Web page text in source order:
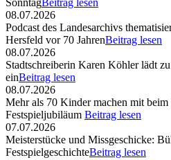
SonntagBeitrag lesen
08.07.2026
Podcast des Landesarchivs
Hersfeld vor 70 JahrenBeitrag lesen
08.07.2026
Stadtschreiberin Karen Köhler lädt
einBeitrag lesen
08.07.2026
Mehr als 70 Kinder machen mit
Festspieljubiläum Beitrag lesen
07.07.2026
Meisterstücke und Missgeschicke:
FestspielgeschichteBeitrag lesen